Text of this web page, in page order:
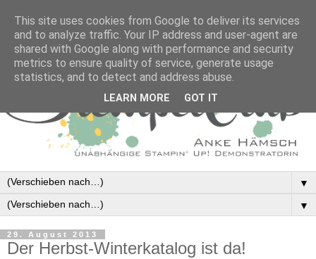
▼
▼
29. August 2013
Der Herbst-Winterkatalog ist da!
This site uses cookies from Google to deliver its services
and to analyze traffic. Your IP address and user-agent are
shared with Google along with performance and security
metrics to ensure quality of service, generate usage
statistics, and to detect and address abuse.
LEARN MORE GOT IT